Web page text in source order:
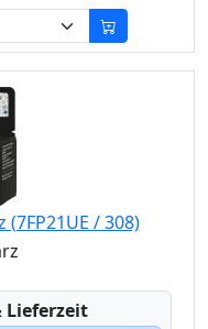
/ 308)
Lieferzeit